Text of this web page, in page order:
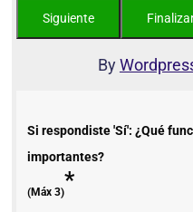
By
Si respondiste 'Sí': ¿Qué
importantes?
(Máx 3)*